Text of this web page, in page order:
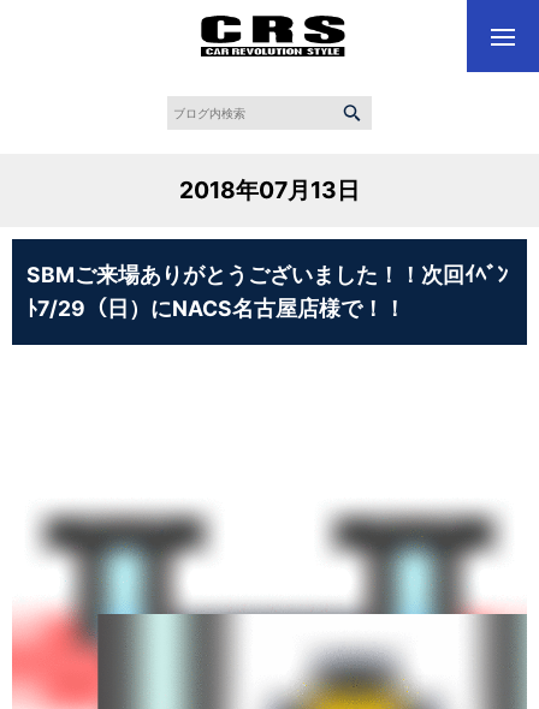
2018年07月13日
SBMご来場ありがとうございました！！次回ｲﾍﾞﾝ
ﾄ7/29（日）にNACS名古屋店様で！！